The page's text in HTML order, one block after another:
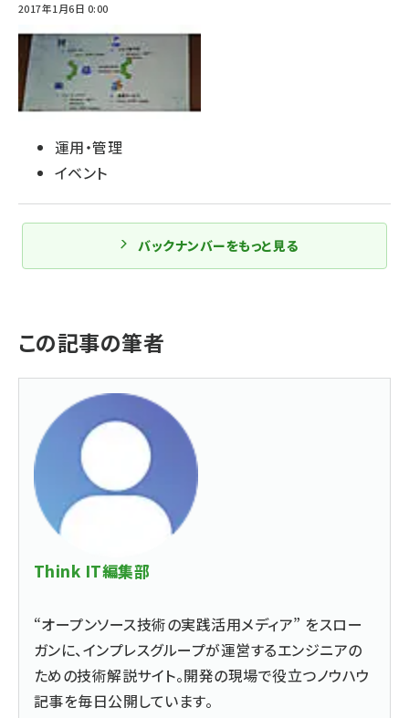
2017年1月6日 0:00
運用・管理
イベント
バックナンバーをもっと見る
この記事の筆者
Think IT編集部
“オープンソース技術の実践活用メディア” をスロー
ガンに、インプレスグループが運営するエンジニアの
ための技術解説サイト。開発の現場で役立つノウハウ
記事を毎日公開しています。